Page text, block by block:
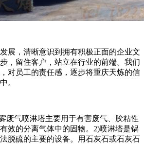
展，清晰意识到拥有积极正面的企业文
，留住客户，站立在行业的前端。我们
对员工的责任感，逐步将重庆天炼的信
。
废气喷淋塔主要用于有害废气、胶粘性
效的分离气体中的固物。2)喷淋塔是锅
脱硫的主要的设备。用石灰石或石灰石